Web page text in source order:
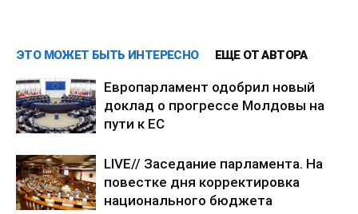
ЭТО МОЖЕТ БЫТЬ ИНТЕРЕСНО ЕЩЕ ОТ АВТОРА
Европарламент одобрил новый
доклад о прогрессе Молдовы на
пути к ЕС
LIVE// Заседание парламента. На
повестке дня корректировка
национального бюджета